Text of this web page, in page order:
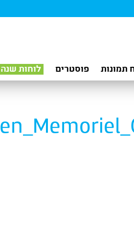
תמונות פוסטרים לוחות שנה